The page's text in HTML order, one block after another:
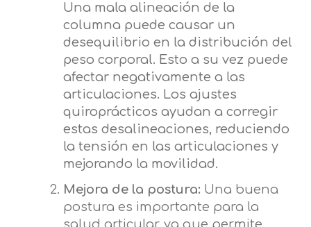
Una mala alineación de la
columna puede causar un
desequilibrio en la distribución del
peso corporal. Esto a su vez puede
afectar negativamente a las
articulaciones. Los ajustes
quiroprácticos ayudan a corregir
estas desalineaciones, reduciendo
la tensión en las articulaciones y
mejorando la movilidad.
Mejora de la postura: Una buena
postura es importante para la